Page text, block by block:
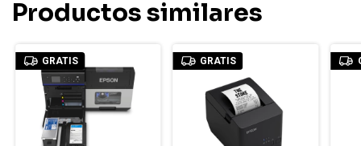
Productos similares
GRATIS GRATIS